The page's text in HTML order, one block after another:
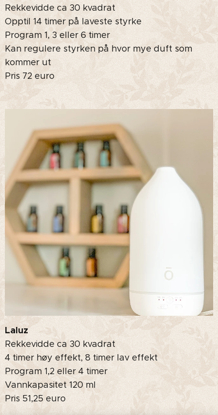
Rekkevidde ca 30 kvadrat
Opptil 14 timer på laveste styrke
Program 1, 3 eller 6 timer
Kan regulere styrken på hvor mye duft som
kommer ut
Pris 72 euro
Laluz
Rekkevidde ca 30 kvadrat
4 timer høy effekt, 8 timer lav effekt
Program 1,2 eller 4 timer
Vannkapasitet 120 ml
Pris 51,25 euro